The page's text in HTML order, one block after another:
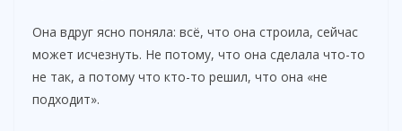
Она вдруг ясно поняла: всё, что она строила, сейчас
может исчезнуть. Не потому, что она сделала что-то
не так, а потому что кто-то решил, что она «не
подходит».